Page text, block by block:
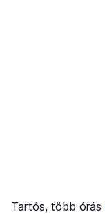
Tartós, több órás